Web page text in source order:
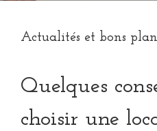
Actualités et bons
Quelques
choisir une